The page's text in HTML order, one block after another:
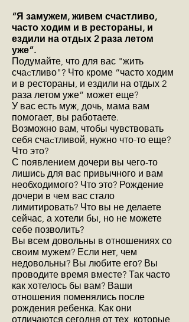
“Я замужем, живем счастливо,
часто ходим и в рестораны, и
ездили на отдых 2 раза летом
уже”.
Подумайте, что для вас "жить
счаcтливо"? Что кроме “часто ходим
и в рестораны, и ездили на отдых 2
раза летом уже” может еще?
У вас есть муж, дочь, мама вам
помогает, вы работаете.
Возможно вам, чтобы чувствовать
себя счаcтливой, нужно что-то еще?
Что это?
С появлением дочери вы чего-то
лишись для вас привычного и вам
необходимого? Что это? Рождение
дочери в чем вас стало
лимитировать? Что вы не делаете
сейчас, а хотели бы, но не можете
себе позволить?
Вы всем довольны в отношениях со
своим мужем? Если нет, чем
недовольны? Вы любите его? Вы
проводите время вместе? Так часто
как хотелось бы вам? Ваши
отношения поменялись после
рождения ребенка. Как они
отличаются сегодня от тех, которые